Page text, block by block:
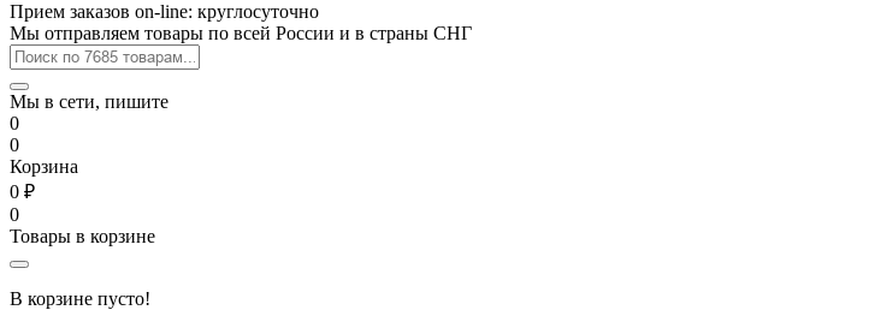
Прием заказов on-line: круглосуточно
Мы отправляем товары по всей России и в страны СНГ
Мы в сети, пишите
0
0
Корзина
0 ₽
0
Товары в корзине
В корзине пусто!